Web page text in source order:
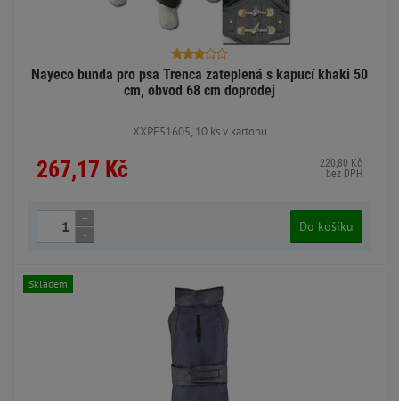
Nayeco bunda pro psa Trenca zateplená s kapucí khaki 50
cm, obvod 68 cm doprodej
XXPE51605, 10 ks v kartonu
267,17 Kč
220,80 Kč
bez DPH
+
-
Do košíku
Skladem